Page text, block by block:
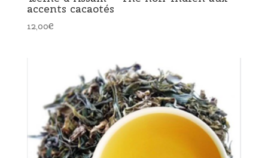
accents cacaotés
12,00€